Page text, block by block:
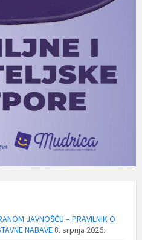
JAVNOŠĆU – PRAVILNIK O
NABAVE8. srpnja 2026.